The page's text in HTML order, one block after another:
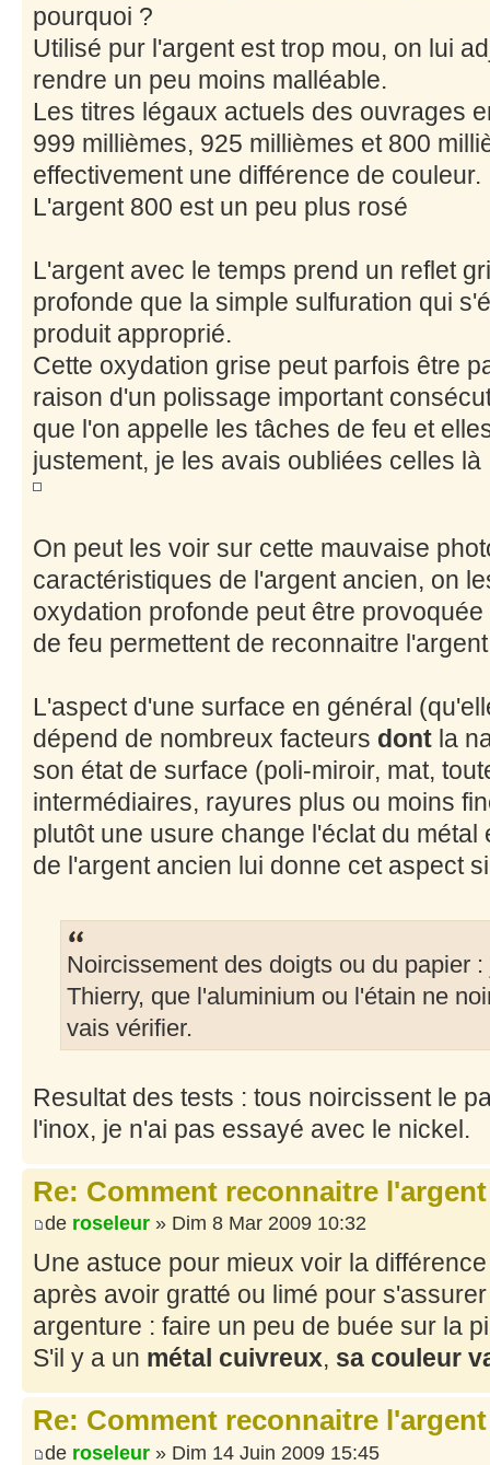
pourquoi ?
Utilisé pur l'argent est trop mou, on lui
rendre un peu moins malléable.
Les titres légaux actuels des ouvrages
999 millièmes, 925 millièmes et 800
effectivement une différence de couleur.
L'argent 800 est un peu plus rosé
L'argent avec le temps prend un reflet
profonde que la simple sulfuration qui
produit approprié.
Cette oxydation grise peut parfois être
raison d'un polissage important
que l'on appelle les tâches de feu et
justement, je les avais oubliées celles là
On peut les voir sur cette mauvaise
caractéristiques de l'argent ancien, on
oxydation profonde peut être
de feu permettent de reconnaitre
L'aspect d'une surface en général
dépend de nombreux facteurs dont la
son état de surface (poli-miroir, mat,
intermédiaires, rayures plus ou moins
plutôt une usure change l'éclat du
de l'argent ancien lui donne cet aspect
Noircissement des doigts ou du papier
Thierry, que l'aluminium ou l'étain ne
vais vérifier.
Resultat des tests : tous noircissent le
l'inox, je n'ai pas essayé avec le nickel.
Re: Comment reconnaitre
de roseleur » Dim 8 Mar 2009 10:32
Une astuce pour mieux voir la
après avoir gratté ou limé pour
argenture : faire un peu de buée sur la
S'il y a un métal cuivreux, sa couleur
Re: Comment reconnaitre
de roseleur » Dim 14 Juin 2009 15:45